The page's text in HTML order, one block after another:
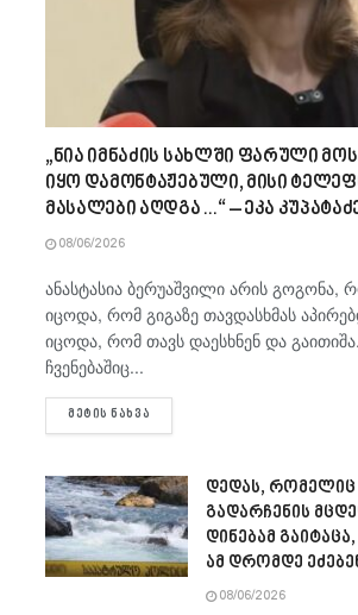
„ნია იმნაძის სახლში ფარული
იყო დამონტაჟებული, მისი
მასალები აღდგა…“ – ეკა
08/06/2026
ანასტასია ბერუაშვილი არის გოგონა,
იცოდა, რომ გიგაზე თავდასხმას
იცოდა, რომ თავს დაესხნენ და
ჩვენებაშიც...
ᲛᲔᲢᲘᲡ ᲜᲐᲮᲕᲐ
დედას, რომელიც
გადარჩენის
დინებამ
ამ დრომდე
08/06/2026